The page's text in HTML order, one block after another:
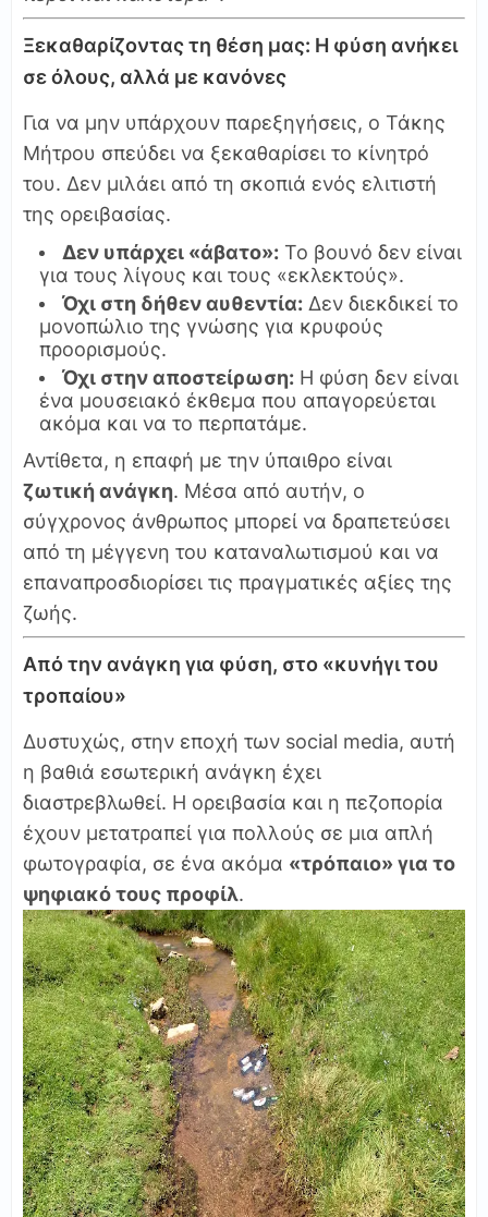
Ξεκαθαρίζοντας τη θέση μας: Η φύση ανήκει
σε όλους, αλλά με κανόνες
Για να μην υπάρχουν παρεξηγήσεις, ο Τάκης
Μήτρου σπεύδει να ξεκαθαρίσει το κίνητρό
του. Δεν μιλάει από τη σκοπιά ενός ελιτιστή
της ορειβασίας.
Δεν υπάρχει «άβατο»: Το βουνό δεν είναι
για τους λίγους και τους «εκλεκτούς».
Όχι στη δήθεν αυθεντία: Δεν διεκδικεί το
μονοπώλιο της γνώσης για κρυφούς
προορισμούς.
Όχι στην αποστείρωση: Η φύση δεν είναι
ένα μουσειακό έκθεμα που απαγορεύεται
ακόμα και να το περπατάμε.
Αντίθετα, η επαφή με την ύπαιθρο είναι
ζωτική ανάγκη. Μέσα από αυτήν, ο
σύγχρονος άνθρωπος μπορεί να δραπετεύσει
από τη μέγγενη του καταναλωτισμού και να
επαναπροσδιορίσει τις πραγματικές αξίες της
ζωής.
Από την ανάγκη για φύση, στο «κυνήγι του
τροπαίου»
Δυστυχώς, στην εποχή των social media, αυτή
η βαθιά εσωτερική ανάγκη έχει
διαστρεβλωθεί. Η ορειβασία και η πεζοπορία
έχουν μετατραπεί για πολλούς σε μια απλή
φωτογραφία, σε ένα ακόμα «τρόπαιο» για το
ψηφιακό τους προφίλ.